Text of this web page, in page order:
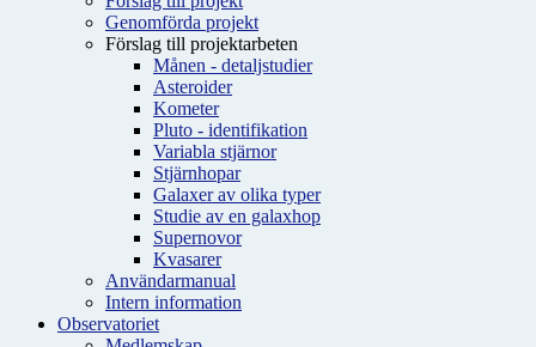
Genomförda projekt
Förslag till projektarbeten
Månen - detaljstudier
Asteroider
Kometer
Pluto - identifikation
Variabla stjärnor
Stjärnhopar
Galaxer av olika typer
Studie av en galaxhop
Supernovor
Kvasarer
Användarmanual
Intern information
Observatoriet